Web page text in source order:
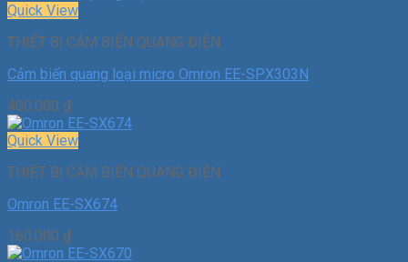
Quick View
THIẾT BỊ CẢM BIẾN QUANG ĐIỆN
Cảm biến quang loại micro Omron EE-SPX303N
400.000 ₫
Quick View
THIẾT BỊ CẢM BIẾN QUANG ĐIỆN
Omron EE-SX674
160.000 ₫